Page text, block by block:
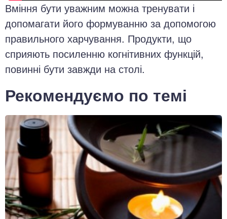
Вміння бути уважним можна тренувати і
допомагати його формуванню за допомогою
правильного харчування. Продукти, що
сприяють посиленню когнітивних функцій,
повинні бути завжди на столі.
Рекомендуємо по темі